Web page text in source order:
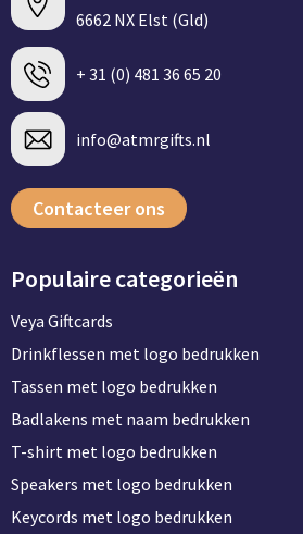
6662 NX Elst (Gld)
+ 31 (0) 481 36 65 20
info@atmrgifts.nl
Contacteer ons
Populaire categorieën
Veya Giftcards
Drinkflessen met logo bedrukken
Tassen met logo bedrukken
Badlakens met naam bedrukken
T-shirt met logo bedrukken
Speakers met logo bedrukken
Keycords met logo bedrukken